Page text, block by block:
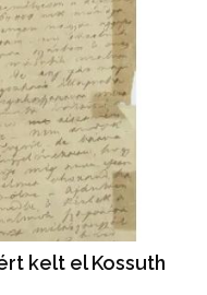
kelt el Kossuth